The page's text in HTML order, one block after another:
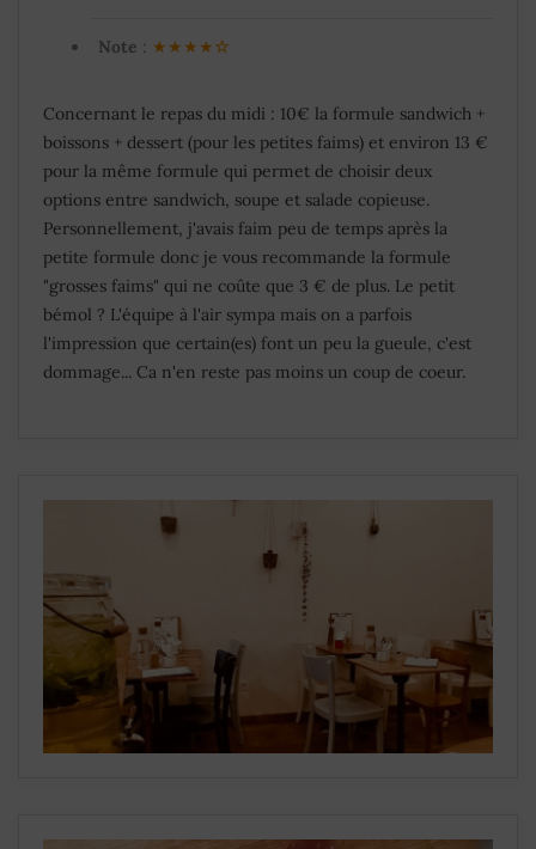
Note : ★★★★☆
Concernant le repas du midi : 10€ la formule sandwich +
boissons + dessert (pour les petites faims) et environ 13 €
pour la même formule qui permet de choisir deux
options entre sandwich, soupe et salade copieuse.
Personnellement, j'avais faim peu de temps après la
petite formule donc je vous recommande la formule
"grosses faims" qui ne coûte que 3 € de plus. Le petit
bémol ? L'équipe à l'air sympa mais on a parfois
l'impression que certain(es) font un peu la gueule, c'est
dommage... Ca n'en reste pas moins un coup de coeur.